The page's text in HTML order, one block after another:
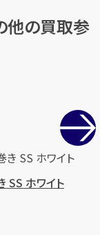
の他の買取参
SS ホワイト